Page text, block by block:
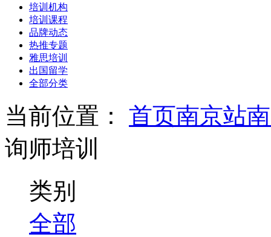
培训机构
培训课程
品牌动态
热推专题
雅思培训
出国留学
全部分类
当前位置： 首页南京站
询师培训
类别
全部